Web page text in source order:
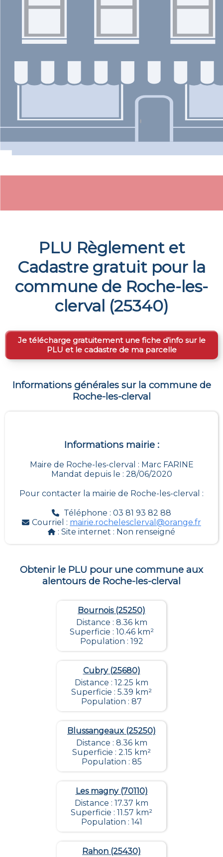
PLU Règlement et
Cadastre gratuit pour la
commune de Roche-les-
clerval (25340)
Je télécharge gratuitement une fiche d’info sur le
PLU et le cadastre de ma parcelle
Informations générales sur la commune de
Roche-les-clerval
Informations mairie :
Maire de Roche-les-clerval : Marc FARINE
Mandat depuis le : 28/06/2020
Pour contacter la mairie de Roche-les-clerval :
Téléphone : 03 81 93 82 88
Courriel : mairie.rochelesclerval@orange.fr
: Site internet : Non renseigné
Obtenir le PLU pour une commune aux
alentours de Roche-les-clerval
Bournois (25250)
Distance : 8.36 km
Superficie : 10.46 km²
Population : 192
Cubry (25680)
Distance : 12.25 km
Superficie : 5.39 km²
Population : 87
Blussangeaux (25250)
Distance : 8.36 km
Superficie : 2.15 km²
Population : 85
Les magny (70110)
Distance : 17.37 km
Superficie : 11.57 km²
Population : 141
Rahon (25430)